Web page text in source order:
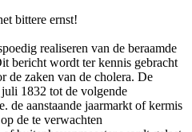
bittere ernst!
realiseren van de beraamde
bericht wordt ter kennis gebracht
de zaken van de cholera. De
juli 1832 tot de volgende
de aanstaande jaarmarkt of kermis
de te verwachten